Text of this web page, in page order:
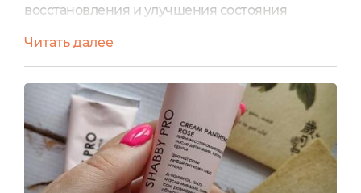
восстановления и улучшения состояния
ассортименте отечественного производителя
Shabby Pro. У них есть несколько вариантов. Я
выбрала"Крем пантенол после депиляции/
загара регенерирующий с ароматом розы."
Средство представлено в достаточно
объемном флакончике. Очень
презентабельный...
Читать далее